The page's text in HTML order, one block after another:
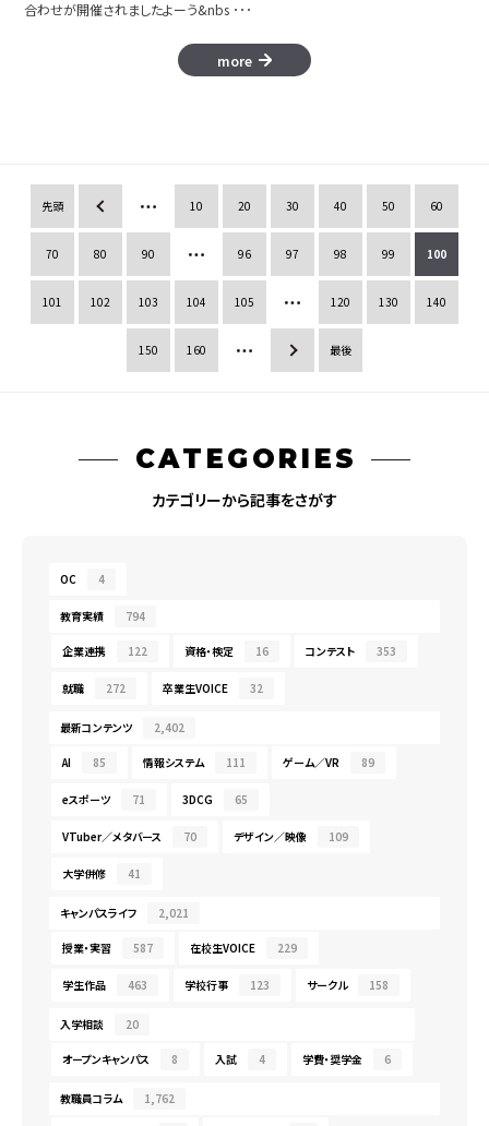
合わせが開催されましたよーう&nbs ･･･
more
先頭 « 10 20 30 40 50 60
70 80 90 96 97 98 99 100
101 102 103 104 105 120 130 140
150 160 » 最後
CATEGORIES
カテゴリーから記事をさがす
OC 4
教育実績 794
企業連携 122 資格・検定 16 コンテスト 353
就職 272 卒業生VOICE 32
最新コンテンツ 2,402
AI 85 情報システム 111 ゲーム／VR 89
eスポーツ 71 3DCG 65
VTuber／メタバース 70 デザイン／映像 109
大学併修 41
キャンパスライフ 2,021
授業・実習 587 在校生VOICE 229
学生作品 463 学校行事 123 サークル 158
入学相談 20
オープンキャンパス 8 入試 4 学費・奨学金 6
教職員コラム 1,762